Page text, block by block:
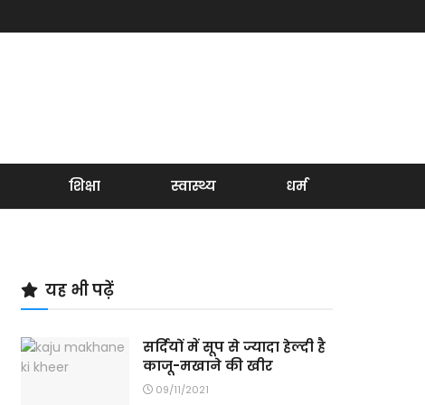
शिक्षा स्वास्थ्य धर्म
यह भी पढ़ें
सर्दियों में सूप से ज्यादा हेल्दी है
काजू-मखाने की खीर
09/11/2021